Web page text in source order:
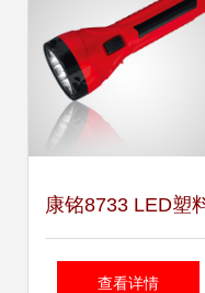
康铭8733 LED塑
手电 五金交电渠道
查看详情